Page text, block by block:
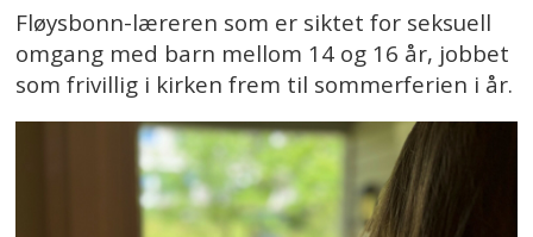
Fløysbonn-læreren som er siktet for seksuell
omgang med barn mellom 14 og 16 år, jobbet
som frivillig i kirken frem til sommerferien i år.